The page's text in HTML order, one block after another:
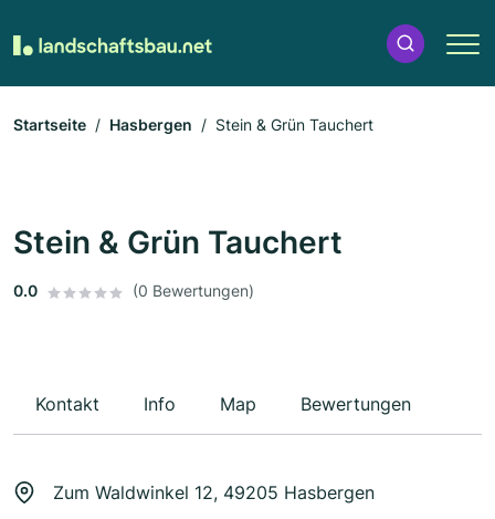
Startseite Hasbergen Stein & Grün Tauchert
Stein & Grün Tauchert
0.0 (0 Bewertungen)
Kontakt Info Map Bewertungen
Zum Waldwinkel 12, 49205 Hasbergen